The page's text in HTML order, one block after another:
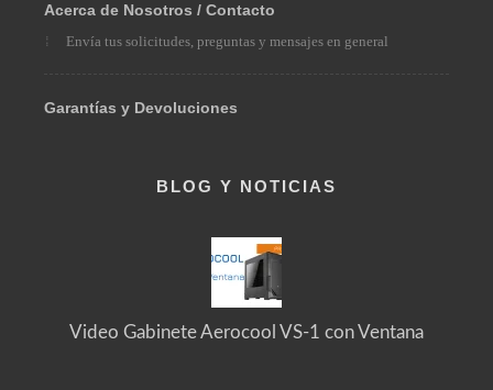
Acerca de Nosotros / Contacto
Envía tus solicitudes, preguntas y mensajes en general
Garantías y Devoluciones
BLOG Y NOTICIAS
Video Gabinete Aerocool VS-1 con Ventana